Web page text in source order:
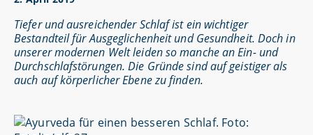
Tiefer und ausreichender Schlaf ist ein wichtiger
Bestandteil für Ausgeglichenheit und Gesundheit. Doch in
unserer modernen Welt leiden so manche an Ein- und
Durchschlafstörungen. Die Gründe sind auf geistiger als
auch auf körperlicher Ebene zu finden.